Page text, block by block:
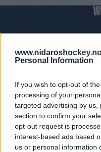
Personal Information
If you wish to opt-out of
processing of your
targeted advertising by
section to confirm your
opt-out request is
interest-based ads based
us or personal information